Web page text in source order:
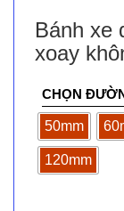
Bánh xe
xoay
CHỌN
50mm
120mm